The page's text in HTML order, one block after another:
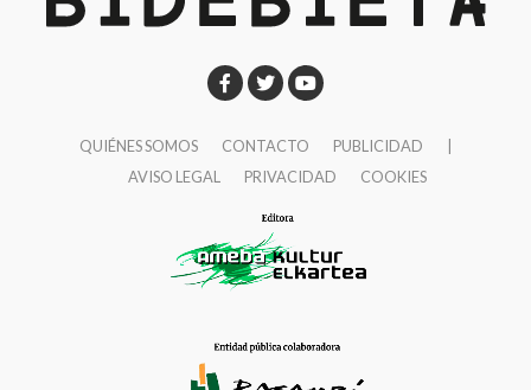
QUIÉNES SOMOS CONTACTO PUBLICIDAD
AVISO LEGAL
PRIVACIDAD COOKIES